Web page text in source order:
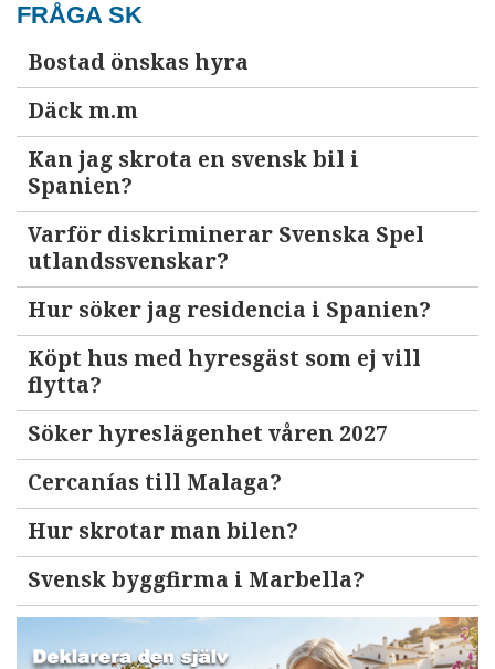
FRÅGA SK
Bostad önskas hyra
Däck m.m
Kan jag skrota en svensk bil i
Spanien?
Varför diskriminerar Svenska Spel
utlandssvenskar?
Hur söker jag residencia i Spanien?
Köpt hus med hyresgäst som ej vill
flytta?
Söker hyreslägenhet våren 2027
Cercanías till Malaga?
Hur skrotar man bilen?
Svensk byggfirma i Marbella?